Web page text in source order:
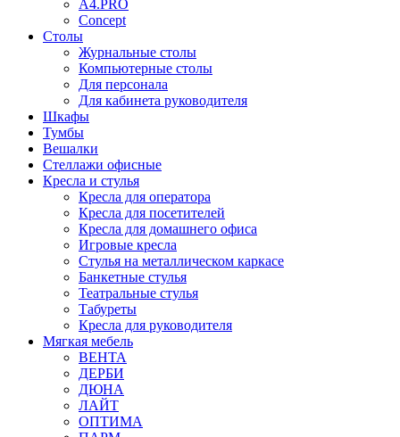
A4.PRO
Concept
Столы
Журнальные столы
Компьютерные столы
Для персонала
Для кабинета руководителя
Шкафы
Тумбы
Вешалки
Стеллажи офисные
Кресла и стулья
Кресла для оператора
Кресла для посетителей
Кресла для домашнего офиса
Игровые кресла
Стулья на металлическом каркасе
Банкетные стулья
Театральные стулья
Табуреты
Кресла для руководителя
Мягкая мебель
ВЕНТА
ДЕРБИ
ДЮНА
ЛАЙТ
ОПТИМА